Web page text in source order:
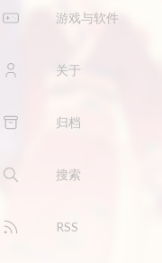
游戏与软件
关于
归档
搜索
RSS